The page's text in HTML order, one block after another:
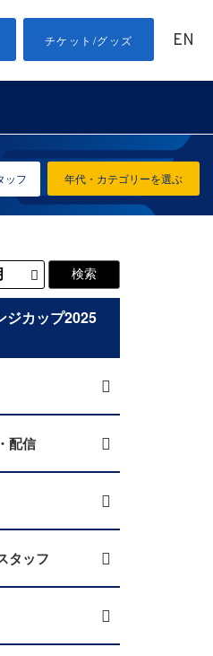
チケット/グッズ EN
年代・カテゴリーを選ぶ
ッフ
ジカップ2025
配信
タッフ